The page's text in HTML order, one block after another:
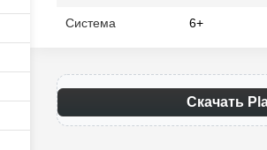
Система 6+
Скачать